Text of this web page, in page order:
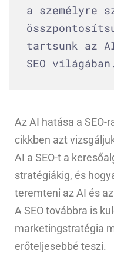
a személyre
tartsunk az
SEO világában.
Az AI hatása a SEO-
cikkben azt
AI a SEO-t a
stratégiákig, és
teremteni az AI és
A SEO továbbra is
marketingstratégia
erőteljesebbé teszi.